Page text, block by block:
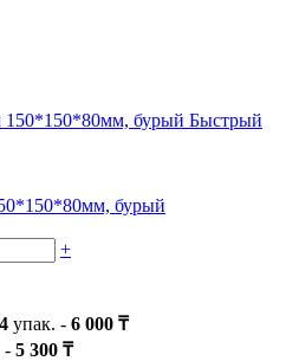
Быстрый
бурый
+
4 упак. - 6 000 ₸
- 5 300 ₸